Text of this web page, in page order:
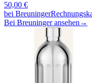
50,00 €
bei Breuninger
Bei Breuninger ansehen →